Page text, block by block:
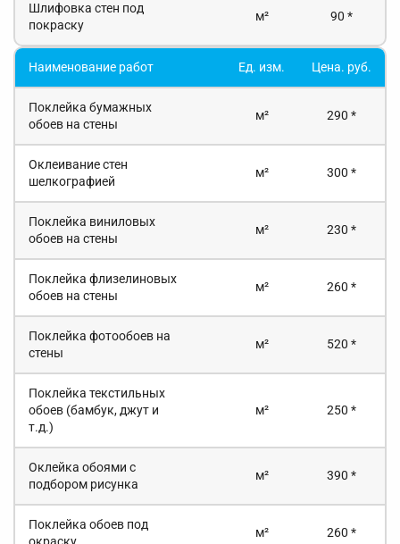
Шлифовка стен под
покраску
м² 90 *
Наименование работ Ед. изм. Цена. руб.
Поклейка бумажных
обоев на стены
м² 290 *
Оклеивание стен
шелкографией
м² 300 *
Поклейка виниловых
обоев на стены
м² 230 *
Поклейка флизелиновых
обоев на стены
м² 260 *
Поклейка фотообоев на
стены
м² 520 *
Поклейка текстильных
обоев (бамбук, джут и
т.д.)
м² 250 *
Оклейка обоями с
подбором рисунка
м² 390 *
Поклейка обоев под
м² 260 *